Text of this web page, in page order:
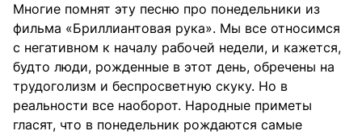
Многие помнят эту песню про понедельники из
фильма «Бриллиантовая рука». Мы все относимся
с негативном к началу рабочей недели, и кажется,
будто люди, рожденные в этот день, обречены на
трудоголизм и беспросветную скуку. Но в
реальности все наоборот. Народные приметы
гласят, что в понедельник рождаются самые